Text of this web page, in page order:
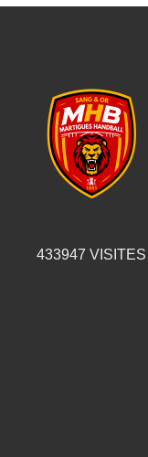
433947 VISITES